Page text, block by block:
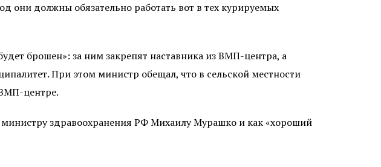
они должны обязательно работать вот в тех курируемых
брошен»: за ним закрепят наставника из ВМП-центра, а
При этом министр обещал, что в сельской местности
центре.
здравоохранения РФ Михаилу Мурашко и как «хороший